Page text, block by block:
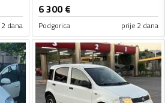
dana
6 300€
Podgorica prije 2 dana